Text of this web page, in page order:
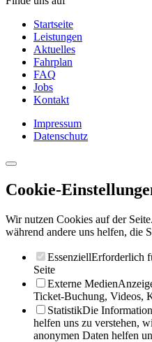
Startseite
Leistungen
Aktuelles
Fahrplan
FAQ
Jobs
Kontakt
Impressum
Datenschutz
Cookie-
Wir nutzen Cookies auf der
während andere uns helfen, die
EssenziellErforderlich
Seite
Externe Medien
Ticket-Buchung, Videos,
StatistikDie
helfen uns zu verstehen,
anonymen Daten helfen